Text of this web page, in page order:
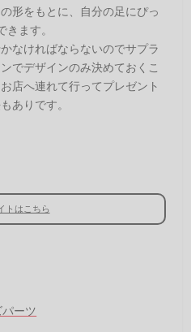
形をもとに、自分の足にぴっ
ます。
なければならないのでサプラ
でデザインのみ決めておくこ
店へ連れて行ってプレゼント
ありです。
トはこちら